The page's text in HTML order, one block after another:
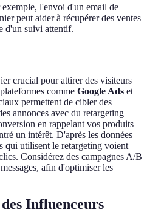
l'envoi d'un email de
peut aider à récupérer des ventes
d'un suivi attentif.
crucial pour attirer des visiteurs
comme Google Ads et
permettent de cibler des
annonces avec du retargeting
en rappelant vos produits
un intérêt. D'après les données
qui utilisent le retargeting voient
Considérez des campagnes A/B
afin d'optimiser les
Influenceurs